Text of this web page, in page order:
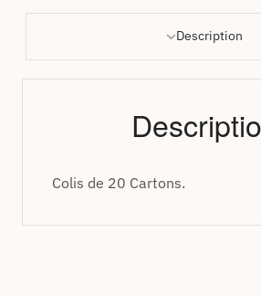
Description
Colis de 20 Cartons.